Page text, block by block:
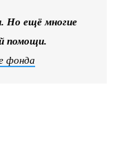
Но ещё многие
помощи.
фонда